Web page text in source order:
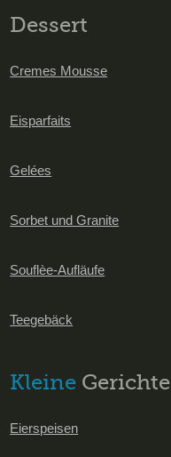
Dessert
Cremes Mousse
Eisparfaits
Gelées
Sorbet und Granite
Souflèe-Aufläufe
Teegebäck
Kleine Gerichte
Eierspeisen